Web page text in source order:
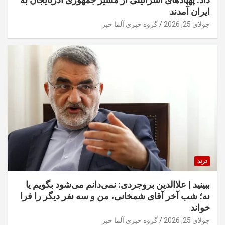
ایران آمدند
جولای 25, 2026 گروه خبری آلما خبر
ترند
ببینید | علاالدین بروجردی: نمی‌دانم می‌شود بگویم یا
نه؛ شب آخر آقای شمخانی، من و سه نفر دیگر را فرا
خواند
جولای 25, 2026 گروه خبری آلما خبر